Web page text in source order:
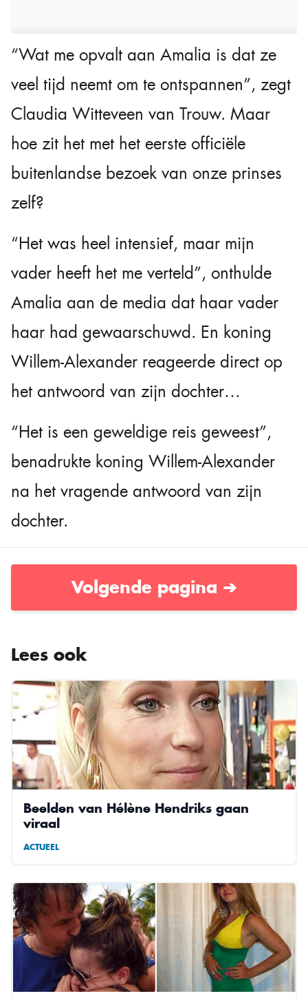
“Wat me opvalt aan Amalia is dat ze
veel tijd neemt om te ontspannen”, zegt
Claudia Witteveen van Trouw. Maar
hoe zit het met het eerste officiële
buitenlandse bezoek van onze prinses
zelf?
“Het was heel intensief, maar mijn
vader heeft het me verteld”, onthulde
Amalia aan de media dat haar vader
haar had gewaarschuwd. En koning
Willem-Alexander reageerde direct op
het antwoord van zijn dochter…
“Het is een geweldige reis geweest”,
benadrukte koning Willem-Alexander
na het vragende antwoord van zijn
dochter.
Volgende pagina ➔
Lees ook
Beelden van Hélène Hendriks gaan
viraal
ACTUEEL